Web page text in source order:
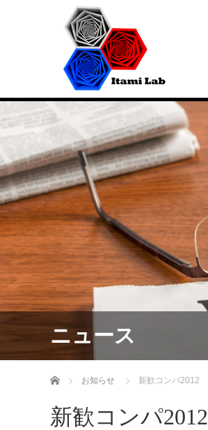
ニュース
ホーム お知らせ 新歓コンパ2012
新歓コンパ2012